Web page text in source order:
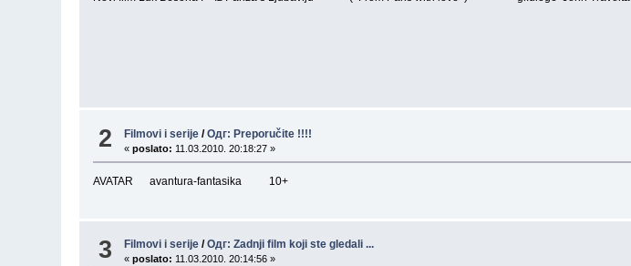
2 Filmovi i serije /Одг: Preporučite !!!!
«poslato: 11.03.2010. 20:18:27 »
AVATAR avantura-fantasika 10+
3 Filmovi i serije /Одг: Zadnji film koji ste gledali ...
«poslato: 11.03.2010. 20:14:56 »